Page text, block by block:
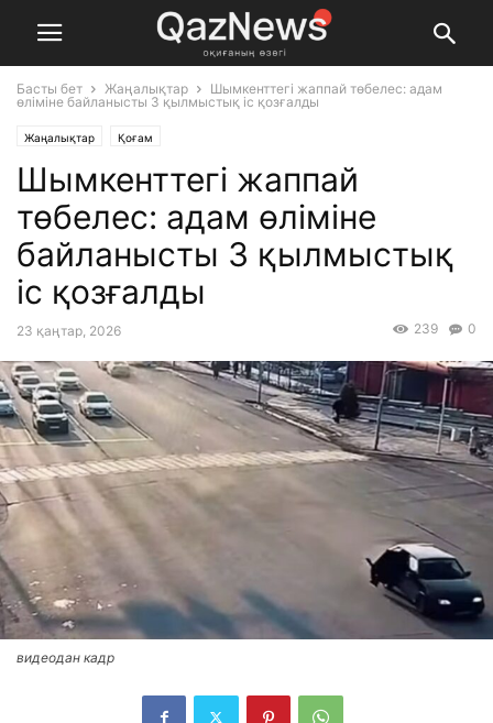
Басты бет Жаңалықтар
Шымкенттегі жаппай төбелес: адам
өліміне байланысты 3 қылмыстық іс қозғалды
Жаңалықтар Қоғам
Шымкенттегі жаппай
төбелес: адам өліміне
байланысты 3 қылмыстық
іс қозғалды
23 қаңтар, 2026 0
239
видеодан кадр